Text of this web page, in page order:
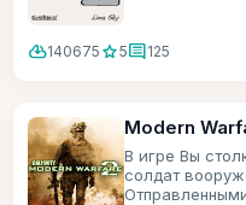
cloud_download140675 star5comment125
Modern
В игре Вы
солдат